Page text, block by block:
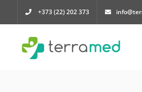
+373 (22) 202 373